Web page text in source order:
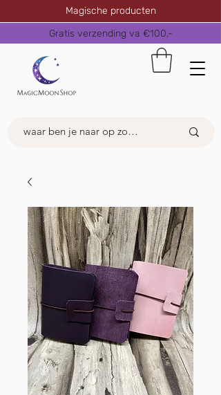
Magische producten
Gratis verzending va €100,-